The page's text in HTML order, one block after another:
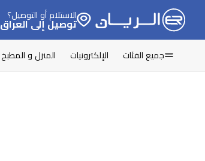
الاستلام أو التوصيل؟
توصيل إلى العراق
جميع الفئات الإلكترونيات المنزل و المطبخ